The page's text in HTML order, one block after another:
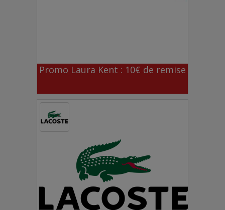
Promo Laura Kent : 10€ de remise